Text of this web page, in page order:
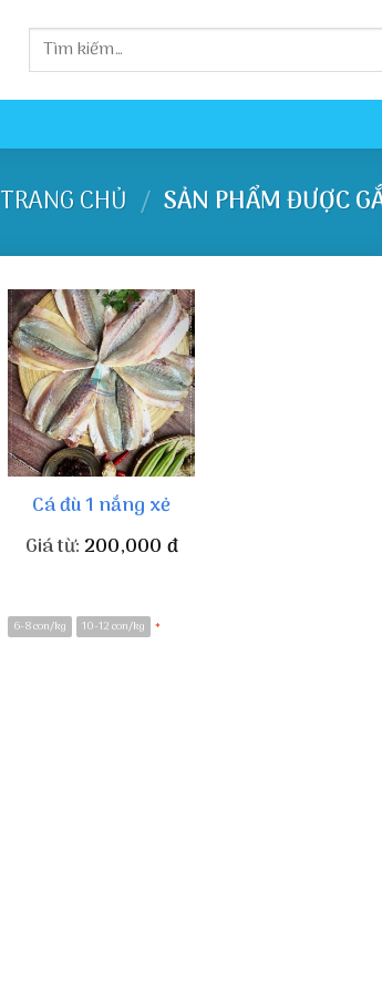
TRANG CHỦ / SẢN PHẨM ĐƯỢC
Cá đù 1 nắng xẻ
Giá từ:200,000 đ
6-8 con/kg 10-12 con/kg *